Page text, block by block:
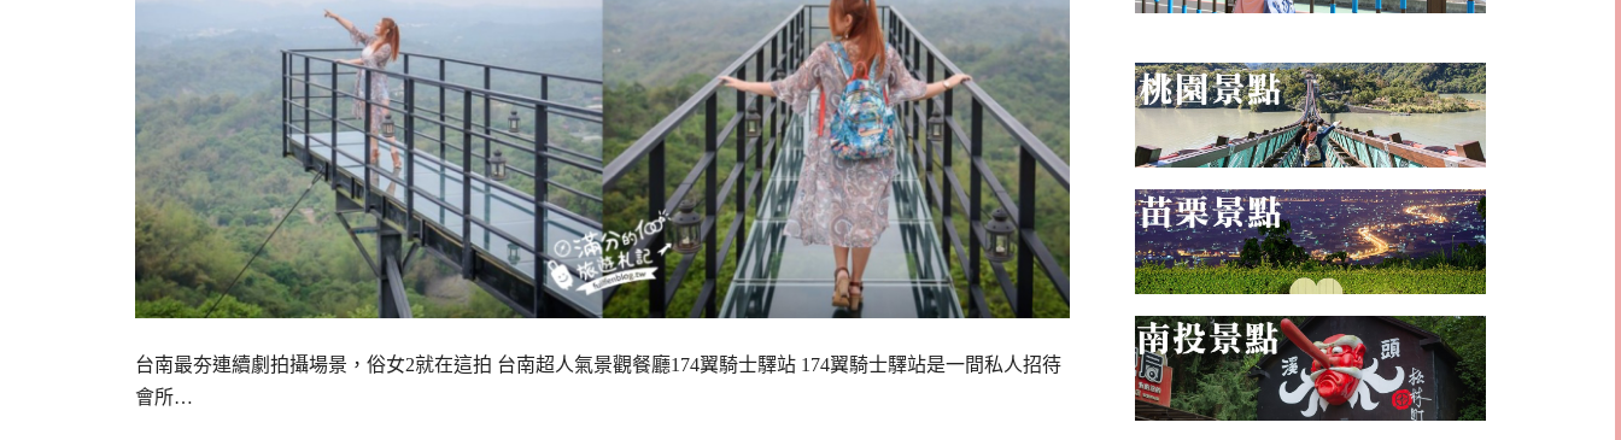
台南最夯連續劇拍攝場景，俗女2就在這拍 台南超人氣景觀餐廳174翼騎士驛站 174翼騎士驛站是一間私人招待
會所…